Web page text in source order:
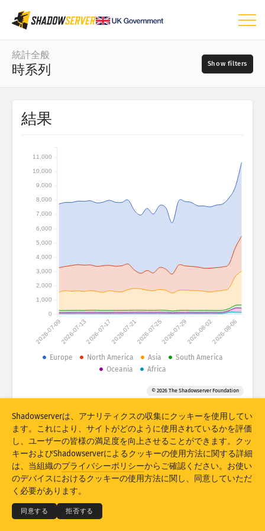
ダッシュボード
統計全般
世界マップ
地域マップ
ツリーマップ
視覚化
IoTデバイス統計
攻撃統計：デバイス
統計全般
時系列
日付の範囲
データセット
Stacking 積上げ 重ね合わせ
結果を自動更新
更新 リセット
PNGとしてダウンロード
結果
2026-07-092026-07-132026-07-172026-07-212026-07-252026-07-292026-08-022026-08-06
0
1,000
2,000
3,000
4,000
5,000
6,000
7,000
8,000
9,000
10,000
11,000
Europe North America Asia
South America
Oceania
Africa
© 2026 The Shadowserver Foundation
© 2026THE SHADOWSERVER FOUNDATION
プライバシー＆利用規定
お問い合わせ 謝辞
Shadowserverは、アナリティクスの収集にクッキーを使用してい
ます。これにより、サイトがどのように使用されているかを評価
し、ユーザーの皆様の満足度を向上させることができます。クッ
キーおよびShadowserverによるクッキーの使用方法に関する詳細
は、当組織のプライバシーポリシーからご確認ください。お使い
のデバイスにおけるクッキーの使用方法に関し、同意していただ
く必要があります。
同意する 拒否する